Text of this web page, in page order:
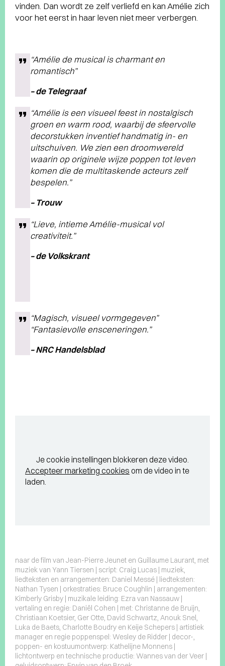
vinden. Dan wordt ze zelf verliefd en kan Amélie zich
voor het eerst in haar leven niet meer verbergen.
“Amélie de musical is charmant en
romantisch”
– de Telegraaf
“Amélie is een visueel feest in nostalgisch
groen en warm rood, waarbij de sfeervolle
decorstukken inventief handmatig in- en
uitschuiven. We zien een droomwereld
waarin op originele wijze poppen tot leven
komen die de multitaskende acteurs zelf
bespelen.”
– Trouw
“Lieve, intieme Amélie-musical vol
creativiteit.”
– de Volkskrant
“Magisch, visueel vormgegeven”
“Fantasievolle ensceneringen.”
– NRC Handelsblad
Je cookie instellingen blokkeren deze video.
Accepteer marketing cookies om de video in te
laden.
naar de film van Jean-Pierre Jeunet en Guillaume Laurant, met
muziek van Yann Tiersen | script: Craig Lucas | muziek,
liedteksten en arrangementen: Daniel Messé | liedteksten:
Nathan Tysen | orkestraties: Bruce Coughlin | arrangementen:
Kimberly Grisby | muzikale leiding: Ezra van Nassauw |
vertaling en regie: Daniël Cohen | met: Christanne de Bruijn,
Christiaan Koetsier, Ger Otte, David Schwartz, Anouk Snel,
Luka de Baets, Charlotte Boudry en Keije Schepers | artistiek
manager en regie poppenspel: Wesley de Ridder | decor-,
poppen- en kostuumontwerp: Kathelijne Monnens |
lichtontwerp en technische productie: Wannes van der Veer |